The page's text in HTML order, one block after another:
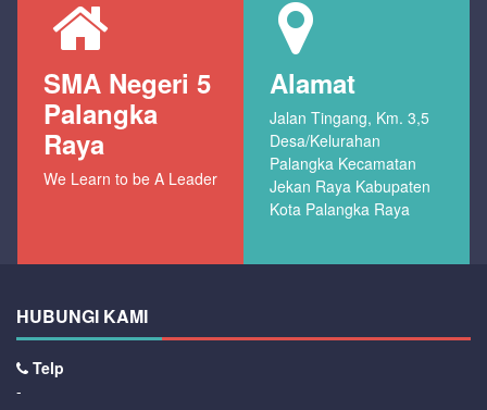
SMA Negeri 5
Palangka
Raya
We Learn to be A Leader
Alamat
Jalan Tingang, Km. 3,5
Desa/Kelurahan
Palangka Kecamatan
Jekan Raya Kabupaten
Kota Palangka Raya
HUBUNGI KAMI
Telp
-